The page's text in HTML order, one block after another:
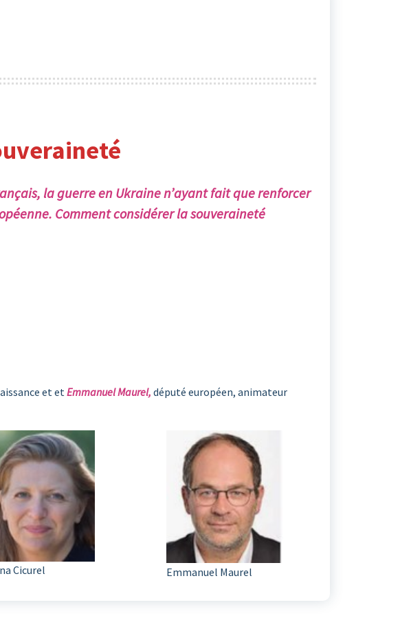
la guerre en Ukraine n’ayant fait que renforcer
Comment considérer la souveraineté
et et Emmanuel Maurel, député européen, animateur
Cicurel Emmanuel Maurel